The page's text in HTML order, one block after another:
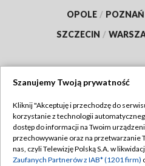
OPOLE / POZNAŃ
SZCZECIN /
Abonament TVP
Emisja w TVP
Polityka
Szanujemy Twoją prywatność
Kliknij "Akceptuję i przechodzę do
korzystanie z technologii
dostęp do informacji na Twoim
przechowywanie oraz na przetwarzanie
nas, czyli Telewizję Polską S.A. w
Zaufanych Partnerów z IAB* (1201 firm)